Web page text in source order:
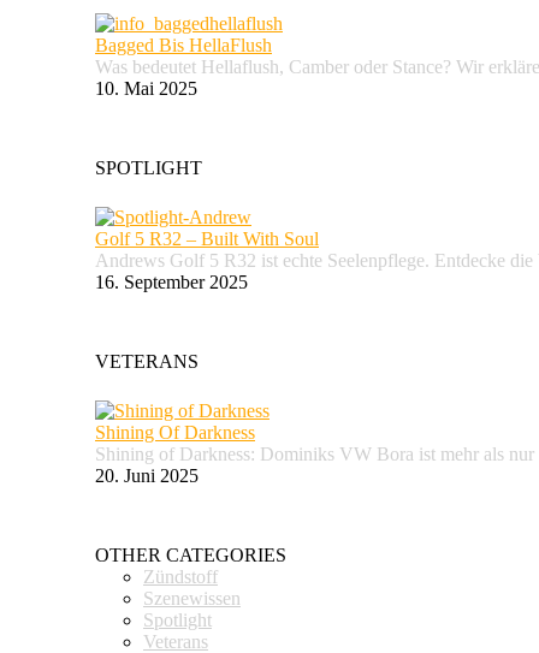
Bagged Bis HellaFlush
Was bedeutet Hellaflush, Camber oder Stance? Wir
10. Mai 2025
SPOTLIGHT
Golf 5 R32 – Built With Soul
Andrews Golf 5 R32 ist echte Seelenpflege. Entdecke
16. September 2025
VETERANS
Shining Of Darkness
Shining of Darkness: Dominiks VW Bora ist mehr als
20. Juni 2025
OTHER CATEGORIES
Zündstoff
Szenewissen
Spotlight
Veterans